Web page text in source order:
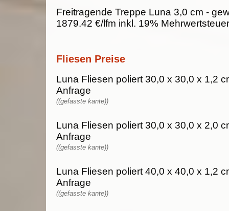
Freitragende Treppe Luna 3,0 cm -
1879.42 €/lfm inkl. 19% Mehrwertsteuer
Fliesen Preise
Luna Fliesen poliert 30,0 x 30,0 x 1,2
Anfrage
((gefasste kante))
Luna Fliesen poliert 30,0 x 30,0 x 2,0
Anfrage
((gefasste kante))
Luna Fliesen poliert 40,0 x 40,0 x 1,2
Anfrage
((gefasste kante))